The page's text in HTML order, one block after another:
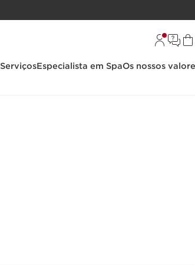
ServiçosEspecialista em SpaOs nossos